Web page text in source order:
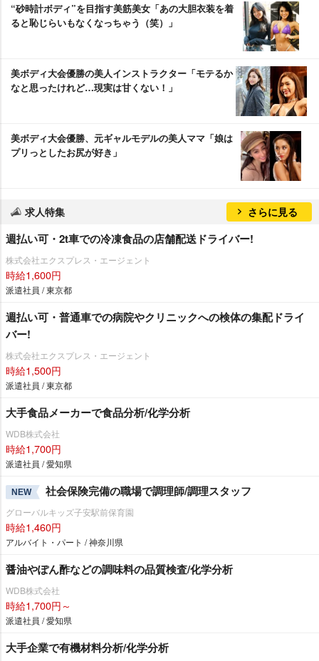
“砂時計ボディ”を目指す美筋美女「あの大胆衣装を着
ると恥じらいもなくなっちゃう（笑）」
美ボディ大会優勝の美人インストラクター「モテるか
なと思ったけれど…現実は甘くない！」
美ボディ大会優勝、元ギャルモデルの美人ママ「娘は
プリっとしたお尻が好き」
求人特集 さらに見る
週払い可・2t車での冷凍食品の店舗配送ドライバー!
株式会社エクスプレス・エージェント
時給1,600円
派遣社員 / 東京都
週払い可・普通車での病院やクリニックへの検体の集配ドライ
バー!
株式会社エクスプレス・エージェント
時給1,500円
派遣社員 / 東京都
大手食品メーカーで食品分析/化学分析
WDB株式会社
時給1,700円
派遣社員 / 愛知県
NEW 社会保険完備の職場で調理師/調理スタッフ
グローバルキッズ子安駅前保育園
時給1,460円
アルバイト・パート / 神奈川県
醤油やぽん酢などの調味料の品質検査/化学分析
WDB株式会社
時給1,700円～
派遣社員 / 愛知県
大手企業で有機材料分析/化学分析